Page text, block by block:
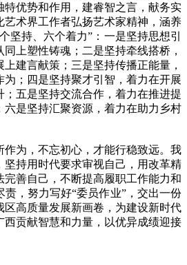
特优势和作用，建睿智之言，献务实
艺术界工作者弘扬艺术家精神，涵养
坚持、六个着力”：一是坚持思想引
上塑性铸魂；二是坚持牵线搭桥，
建言献策；三是坚持传播正能量，
；四是坚持聚才引智，着力在开展
五是坚持交流合作，着力在推进提
六是坚持汇聚资源，着力在助力乡村
为，不忘初心，才能行稳致远。我
坚持用时代要求审视自己，用改革精
善自己，不断提高履职工作能力和
责，努力写好“委员作业”，交出一份
区高质量发展新画卷，为建设新时代
西贡献智慧和力量，以优异成绩迎接